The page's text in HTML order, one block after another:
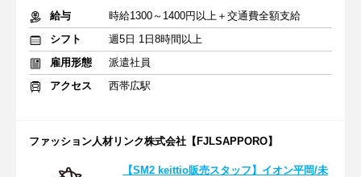
給与
時給1300～1400円以上＋交通費全額支給
シフト
週5日 1日8時間以上
雇用形態
派遣社員
アクセス
西帯広駅
ファッション人材リンク株式会社【FJLSAPPORO】
【SM2 keittio販売スタッフ】イオン平岡/未